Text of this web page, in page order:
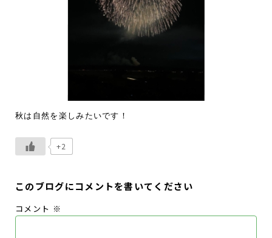
秋は自然を楽しみたいです！
+2
このブログにコメントを書いてください
コメント ※